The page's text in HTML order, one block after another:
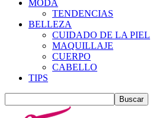
MODA
TENDENCIAS
BELLEZA
CUIDADO DE LA PIEL
MAQUILLAJE
CUERPO
CABELLO
TIPS